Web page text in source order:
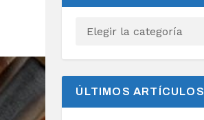
ÚLTIMOS ARTÍCULOS